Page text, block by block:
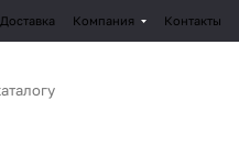
Доставка Компания Контакты